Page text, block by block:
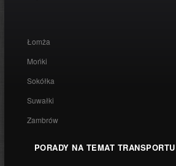
Łomża
Mońki
Sokółka
Suwałki
Zambrów
PORADY NA TEMAT